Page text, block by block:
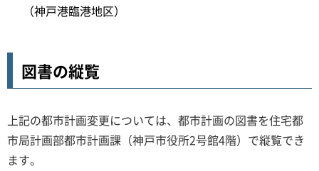
（神戸港臨港地区）
図書の縦覧
上記の都市計画変更については、都市計画の図書を住宅都
市局計画部都市計画課（神戸市役所2号館4階）で縦覧でき
ます。